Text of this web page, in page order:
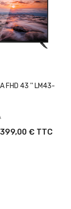
Au Panier
FHD 43 '' LM43-
€ TTC